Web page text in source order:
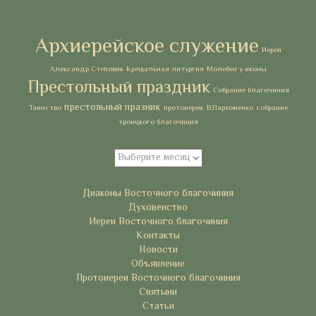
Архиерейское служение Иерей
Александр Степовик Крещальная литургия Молебен у иконы
Престольный праздник Собрание благочиния
Таинство престольный празник протоиереи. В.Пархоменко собрание
троицкого благочиния
Архивы
Диаконы Восточного благочиния
Духовенство
Иереи Восточного благочиния
Контакты
Новости
Объявление
Протоиереи Восточного благочиния
Святыни
Статьи